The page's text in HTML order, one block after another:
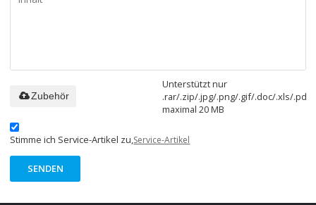
Unterstützt nur
.rar/.zip/.jpg/.png/.gif/.doc/.xls/.pdf,
maximal 20 MB
Zubehör
Stimme ich Service-Artikel zu,Service-Artikel
SENDEN